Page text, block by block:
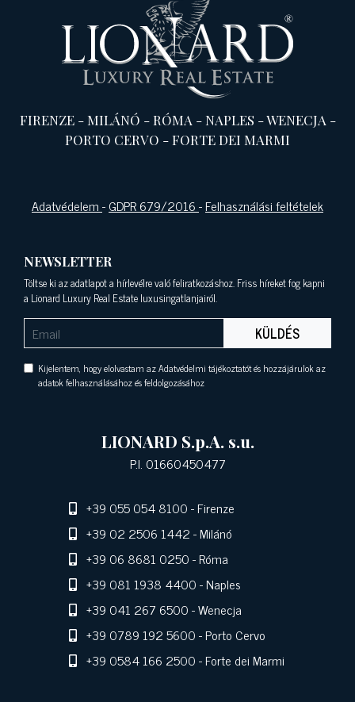
FIRENZE-MILÁNÓ -RÓMA -NAPLES -WENECJA -
PORTO CERVO -FORTE DEI MARMI
Adatvédelem-GDPR 679/2016-Felhasználási feltételek
NEWSLETTER
Töltse ki az adatlapot a hírlevélre való feliratkozáshoz. Friss híreket fog kapni
a Lionard Luxury Real Estate luxusingatlanjairól.
KÜLDÉS
Kijelentem, hogy elolvastam az Adatvédelmi tájékoztatót és hozzájárulok az
adatok felhasználásához és feldolgozásához
LIONARD S.p.A. s.u.
P.I. 01660450477
+39 055 054 8100- Firenze
+39 02 2506 1442- Milánó
+39 06 8681 0250- Róma
+39 081 1938 4400- Naples
+39 041 267 6500- Wenecja
+39 0789 192 5600- Porto Cervo
+39 0584 166 2500- Forte dei Marmi